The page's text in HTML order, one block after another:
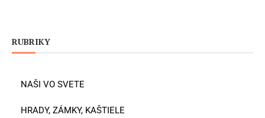
RUBRIKY
NAŠI VO SVETE
HRADY, ZÁMKY, KAŠTIELE